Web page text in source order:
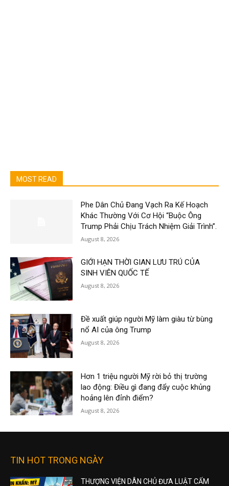
MOST READ
Phe Dân Chủ Đang Vạch Ra Kế Hoạch
Khác Thường Với Cơ Hội “Buộc Ông
Trump Phải Chịu Trách Nhiệm Giải Trình”.
August 8, 2026
GIỚI HẠN THỜI GIAN LƯU TRÚ CỦA
SINH VIÊN QUỐC TẾ
August 8, 2026
Đề xuất giúp người Mỹ làm giàu từ bùng
nổ AI của ông Trump
August 8, 2026
Hơn 1 triệu người Mỹ rời bỏ thị trường
lao động: Điều gì đang đẩy cuộc khủng
hoảng lên đỉnh điểm?
August 8, 2026
TIN HOT TRONG NGÀY
THƯỢNG VIỆN DÂN CHỦ ĐƯA LUẬT CẤM